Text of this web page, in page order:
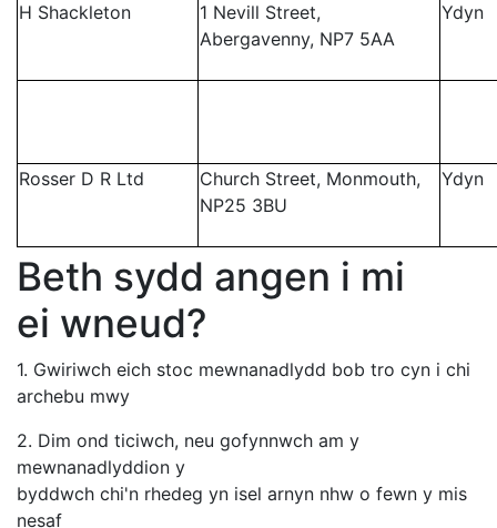
H Shackleton
1 Nevill Street,
Abergavenny, NP7 5AA
Ydyn
Rosser D R Ltd
Church Street, Monmouth,
NP25 3BU
Ydyn
Beth sydd angen i mi
ei wneud?
1. Gwiriwch eich stoc mewnanadlydd bob tro cyn i chi
archebu mwy
2. Dim ond ticiwch, neu gofynnwch am y
mewnanadlyddion y
byddwch chi'n rhedeg yn isel arnyn nhw o fewn y mis
nesaf